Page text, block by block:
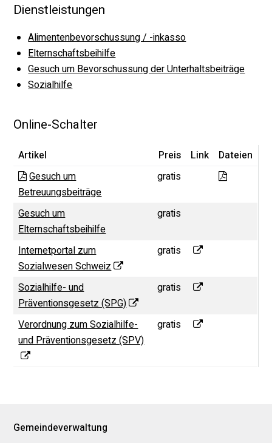
Dienstleistungen
Alimentenbevorschussung / -inkasso
Elternschaftsbeihilfe
Gesuch um Bevorschussung der Unterhaltsbeiträge
Sozialhilfe
Online-Schalter
Artikel Preis Link
Dateien
Gesuch um
Betreuungsbeiträge
gratis
Gesuch um
Elternschaftsbeihilfe
gratis
Internetportal zum
Sozialwesen Schweiz
gratis Internetportal
Sozialhilfe- und
Präventionsgesetz (SPG)
gratis Sozialhilfe- und
Verordnung zum Sozialhilfe-
und Präventionsgesetz (SPV)
gratis Verordnung zum
Footer
Gemeindeverwaltung